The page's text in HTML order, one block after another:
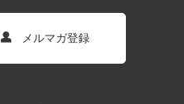
メルマガ登録